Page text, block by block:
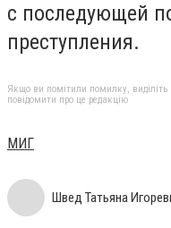
с последующей
преступления.
Якщо ви помітили помилку, виділіть
повідомити про це редакцію
МИГ
Швед Татьяна